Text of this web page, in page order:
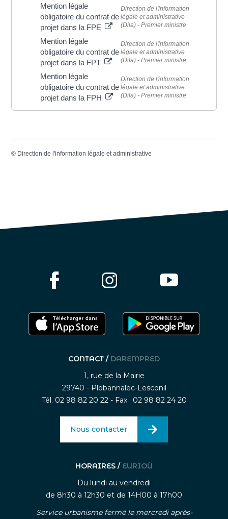
Mention légale
obligatoire du contrat de
projet dans la FPE
Direction de l'information
légale et administrative
(Dila) - Premier ministre
Mention légale
obligatoire du contrat de
projet dans la FPT
Direction de l'information
légale et administrative
(Dila) - Premier ministre
Mention légale
obligatoire du contrat de
projet dans la FPH
Direction de l'information
légale et administrative
(Dila) - Premier ministre
© Direction de l'information légale et administrative
CONTACT / DAREMPRED
1, rue de la Mairie
29740 - Plobannalec-Lesconil
Tél. 02 98 82 20 22 - Fax : 02 98 82 24 20
Nous contacter
HORAIRES / EURIOÙ
Du lundi au vendredi
de 8h30 à 12h30 et de 14H00 à 17h00
Service urbanisme fermé le mercredi après-